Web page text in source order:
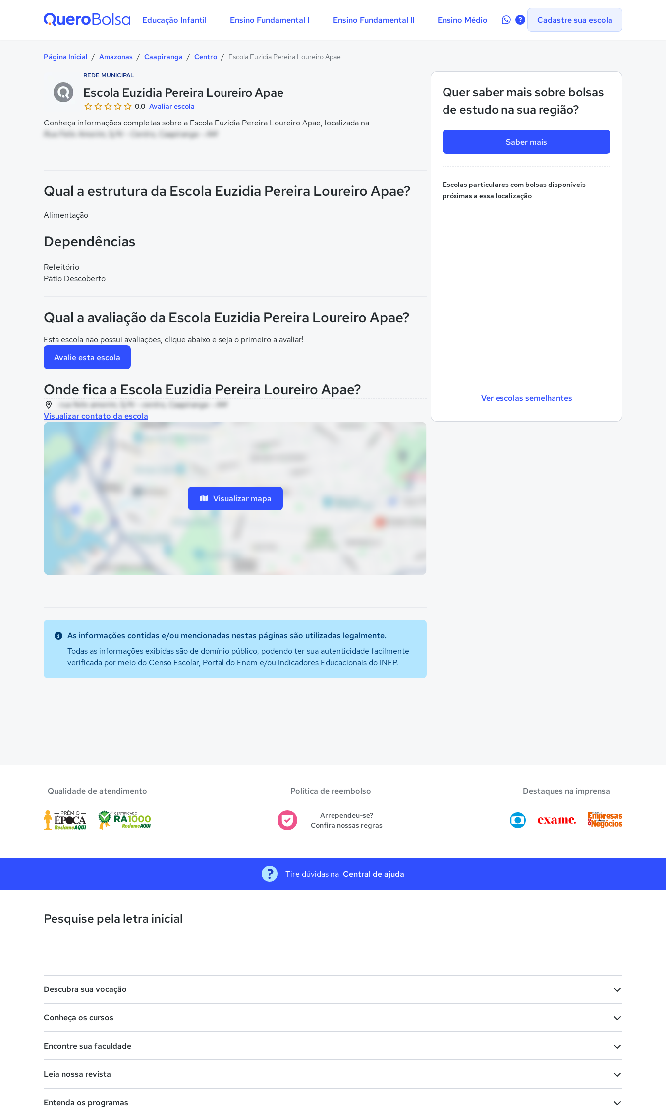
Educação Infantil Ensino Fundamental I Ensino Fundamental II Ensino Médio
Contate-Cadastre sua escola
Página Inicial / Amazonas / Caapiranga / Centro / Escola Euzidia Pereira Loureiro Apae
REDE MUNICIPAL
Escola Euzidia Pereira Loureiro Apae
0.0 Avaliar escola
Conheça informações completas sobre a Escola Euzidia Pereira Loureiro Apae, localizada na
Rua Felix Amorim, S/N - Centro, Caapiranga - AM
Quer saber mais sobre bolsas
de estudo na sua região?
Saber mais
Escolas particulares com bolsas disponíveis
próximas a essa localização
Ver escolas semelhantes
Qual a estrutura da Escola Euzidia Pereira Loureiro Apae?
Alimentação
Dependências
Refeitório
Pátio Descoberto
Qual a avaliação da Escola Euzidia Pereira Loureiro Apae?
Esta escola não possui avaliações, clique abaixo e seja o primeiro a avaliar!
Avalie esta escola
Onde fica a Escola Euzidia Pereira Loureiro Apae?
rua felix amorim, S/N - centro, Caapiranga - AM
Visualizar contato da escola
Visualizar mapa
As informações contidas e/ou mencionadas nestas páginas são utilizadas legalmente.
Todas as informações exibidas são de domínio público, podendo ter sua autenticidade facilmente
verificada por meio do Censo Escolar, Portal do Enem e/ou Indicadores Educacionais do INEP.
Qualidade de atendimento Política de reembolso
Arrependeu-se?
Confira nossas regras
Destaques na imprensa
Tire dúvidas na Central de ajuda
Pesquise pela letra inicial
Descubra sua vocação
Lista de profissões
Conheça os cursos
Cursos de graduação
Encontre sua faculdade
Faculdades na sua cidade
Leia nossa revista
Entenda os programas